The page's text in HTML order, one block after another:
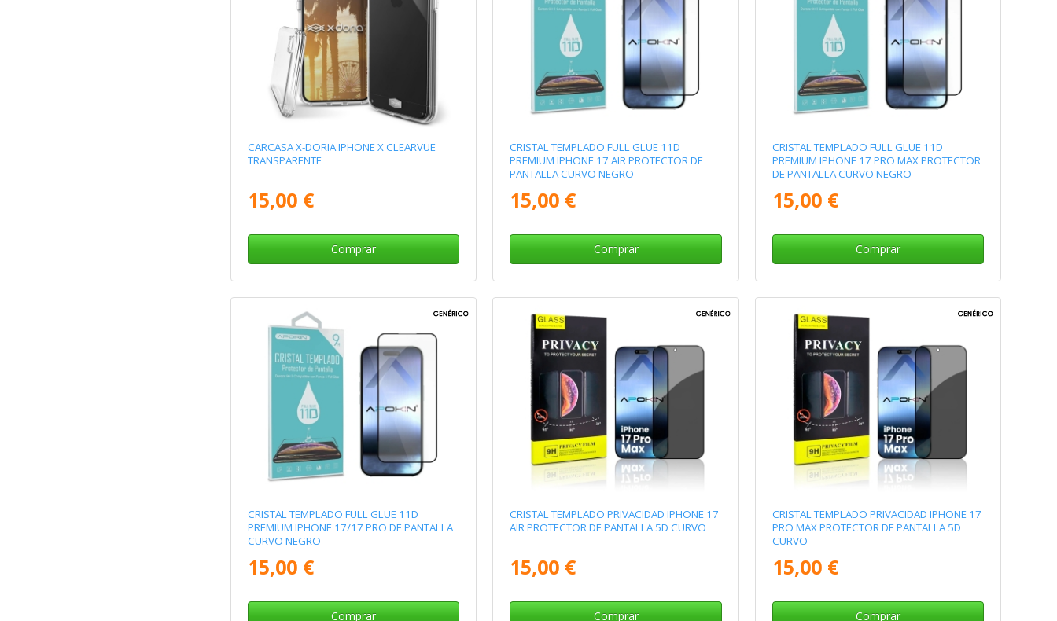
CARCASA X-DORIA IPHONE X CLEARVUE
TRANSPARENTE
15,00 €
Comprar
CRISTAL TEMPLADO FULL GLUE 11D
PREMIUM IPHONE 17 AIR PROTECTOR DE
PANTALLA CURVO NEGRO
15,00 €
Comprar
CRISTAL TEMPLADO FULL GLUE 11D
PREMIUM IPHONE 17 PRO MAX PROTECTOR
DE PANTALLA CURVO NEGRO
15,00 €
Comprar
CRISTAL TEMPLADO FULL GLUE 11D
PREMIUM IPHONE 17/17 PRO DE PANTALLA
CURVO NEGRO
15,00 €
Comprar
CRISTAL TEMPLADO PRIVACIDAD IPHONE 17
AIR PROTECTOR DE PANTALLA 5D CURVO
15,00 €
Comprar
CRISTAL TEMPLADO PRIVACIDAD IPHONE 17
PRO MAX PROTECTOR DE PANTALLA 5D
CURVO
15,00 €
Comprar